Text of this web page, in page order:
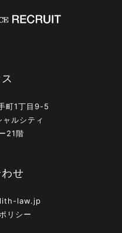
町1丁目9-5
ルシティ
21階
せ
law.jp
リシー